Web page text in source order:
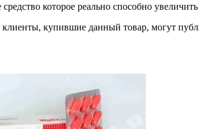
которое реально способно
клиенты, купившие данный товар, могут